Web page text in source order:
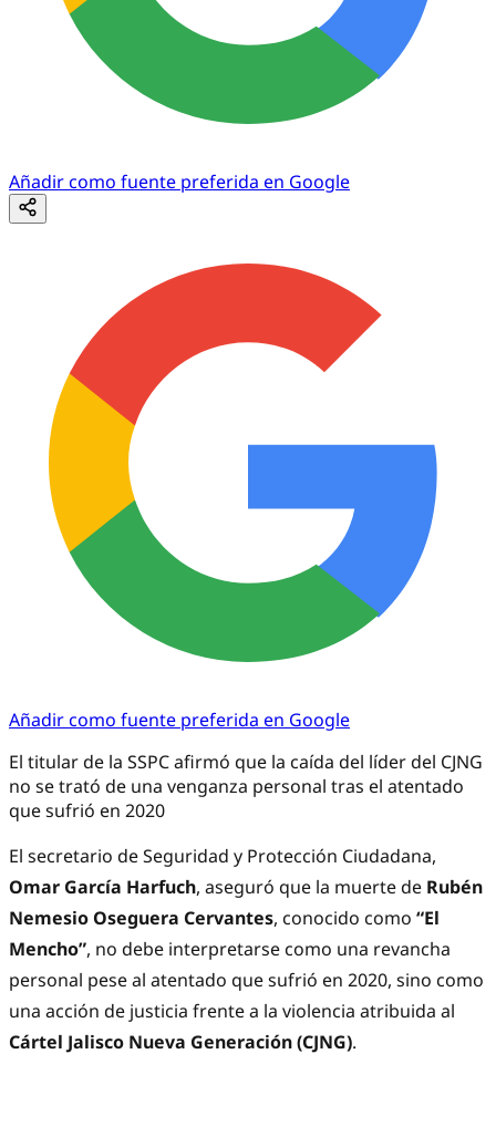
Añadir como fuente preferida en Google
Añadir como fuente preferida en Google
El titular de la SSPC afirmó que la caída del líder del CJNG
no se trató de una venganza personal tras el atentado
que sufrió en 2020
El secretario de Seguridad y Protección Ciudadana,
Omar García Harfuch, aseguró que la muerte de Rubén
Nemesio Oseguera Cervantes, conocido como “El
Mencho”, no debe interpretarse como una revancha
personal pese al atentado que sufrió en 2020, sino como
una acción de justicia frente a la violencia atribuida al
Cártel Jalisco Nueva Generación (CJNG).